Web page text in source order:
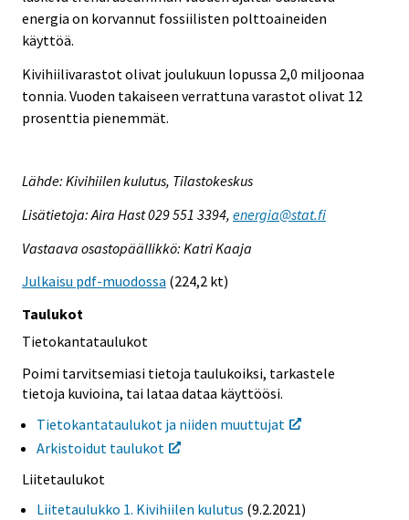
energia on korvannut fossiilisten polttoaineiden
käyttöä.
Kivihiilivarastot olivat joulukuun lopussa 2,0 miljoonaa
tonnia. Vuoden takaiseen verrattuna varastot olivat 12
prosenttia pienemmät.
Lähde: Kivihiilen kulutus, Tilastokeskus
Lisätietoja: Aira Hast 029 551 3394, energia@stat.fi
Vastaava osastopäällikkö: Katri Kaaja
Julkaisu pdf-muodossa (224,2 kt)
Taulukot
Tietokantataulukot
Poimi tarvitsemiasi tietoja taulukoiksi, tarkastele
tietoja kuvioina, tai lataa dataa käyttöösi.
Tietokantataulukot ja niiden muuttujat
Arkistoidut taulukot
Liitetaulukot
Liitetaulukko 1. Kivihiilen kulutus (9.2.2021)